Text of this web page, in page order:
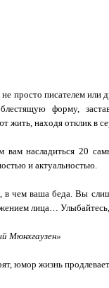
просто писателем
форму,
жить, находя отклик в
вам насладиться 20
и актуальностью.
в чем ваша беда. Вы
лица…
Мюнхгаузен»
юмор жизнь